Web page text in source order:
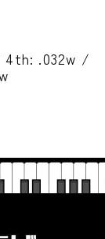
4th: .032w /